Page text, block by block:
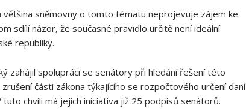
většina sněmovny o tomto tématu neprojevuje zájem ke
sdílí názor, že současné pravidlo určitě není ideální
republiky.
zahájil spolupráci se⁤ senátory ‌při hledání řešení‌ této
části zákona týkajícího ⁢se‌ rozpočtového určení daní
tuto chvíli má jejich iniciativa již 25 podpisů senátorů.